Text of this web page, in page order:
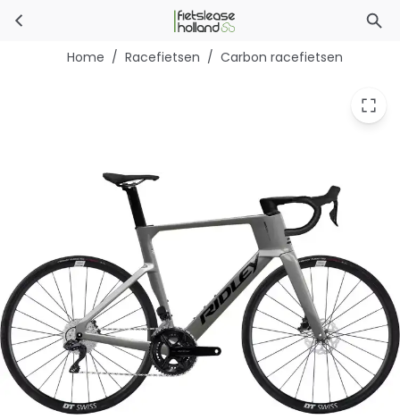
Ga naar hoofdinhoud
Ridley Noah 3.0 105 Di2
Home / Racefietsen / Carbon racefietsen